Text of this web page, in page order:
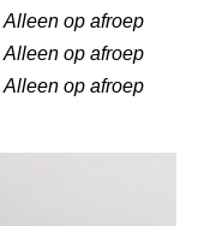
Alleen op afroep
Alleen op afroep
Alleen op afroep